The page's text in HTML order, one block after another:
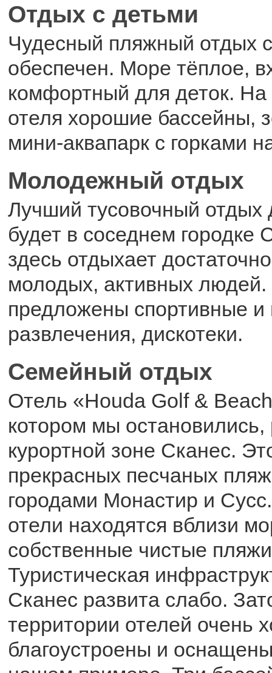
Отдых с детьми
Чудесный пляжный отдых
обеспечен. Море тёплое,
комфортный для деток. На
отеля хорошие бассейны,
мини-аквапарк с горками
Молодежный отдых
Лучший тусовочный
будет в соседнем городке
здесь отдыхает
молодых, активных
предложены спортивные и
развлечения, дискотеки.
Семейный отдых
Отель «Houda Golf &
котором мы
курортной зоне Сканес.
прекрасных песчаных
городами Монастир и
отели находятся вблизи
собственные чистые
Туристическая
Сканес развита слабо.
территории отелей очень
благоустроены и